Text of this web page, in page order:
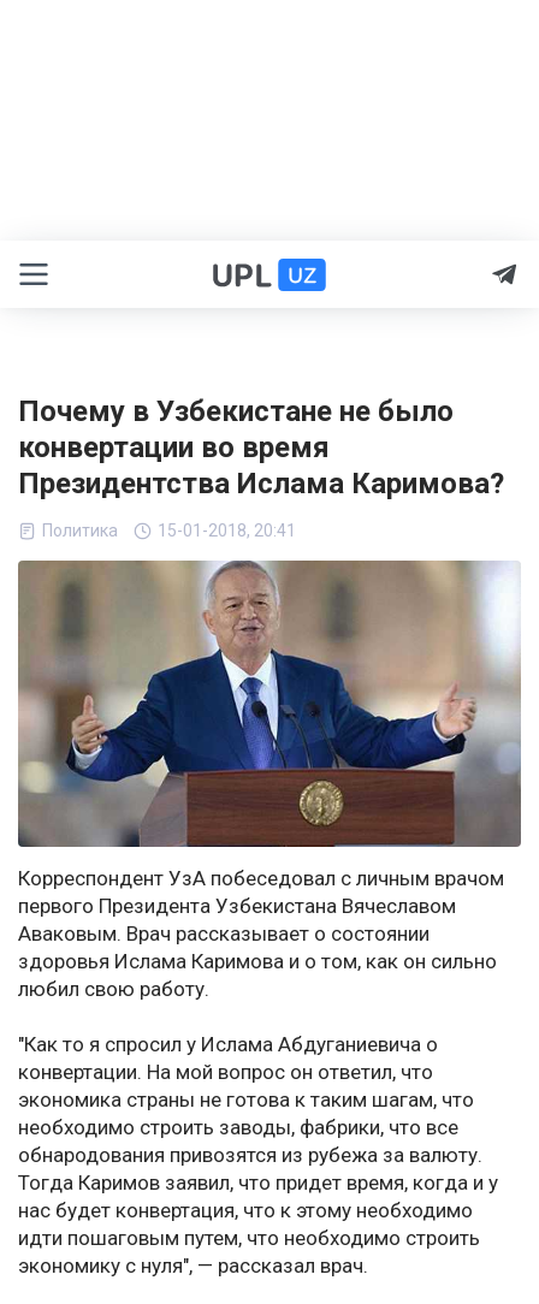
Почему в Узбекистане не было
конвертации во время
Президентства Ислама Каримова?
Политика 15-01-2018, 20:41
Корреспондент УзА побеседовал с личным врачом
первого Президента Узбекистана Вячеславом
Аваковым. Врач рассказывает о состоянии
здоровья Ислама Каримова и о том, как он сильно
любил свою работу.
"Как то я спросил у Ислама Абдуганиевича о
конвертации. На мой вопрос он ответил, что
экономика страны не готова к таким шагам, что
необходимо строить заводы, фабрики, что все
обнародования привозятся из рубежа за валюту.
Тогда Каримов заявил, что придет время, когда и у
нас будет конвертация, что к этому необходимо
идти пошаговым путем, что необходимо строить
экономику с нуля", — рассказал врач.